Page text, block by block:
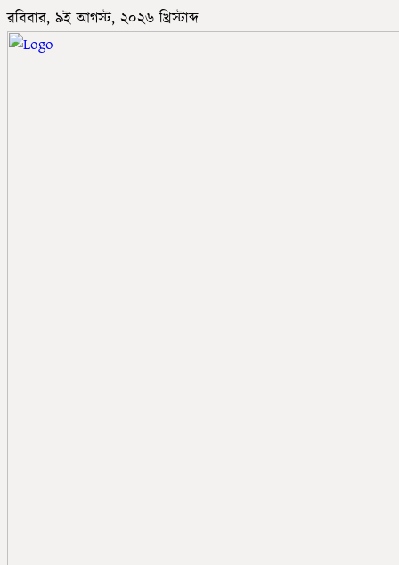
রবিবার, ৯ই আগস্ট, ২০২৬ খ্রিস্টাব্দ